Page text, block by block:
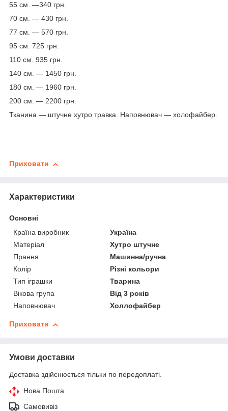
55 см. ―340 грн.
70 см. ― 430 грн.
77 см. — 570 грн.
95 см. 725 грн.
110 см. 935 грн.
140 см. — 1450 грн.
180 см. ― 1960 грн.
200 см. ― 2200 грн.
Тканина — штучне хутро травка. Наповнювач — холофайбер.
Приховати
Характеристики
Основні
Країна виробник
Україна
Матеріал
Хутро штучне
Прання
Машинна/ручна
Колір
Різні кольори
Тип іграшки
Тварина
Вікова група
Від 3 років
Наповнювач
Холлофайбер
Приховати
Умови доставки
Доставка здійснюється тільки по передоплаті.
Нова Пошта
Самовивіз